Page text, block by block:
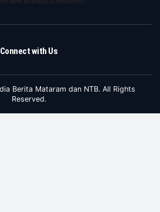
Connect with Us
Berita Mataram dan NTB. All Rights
Reserved.